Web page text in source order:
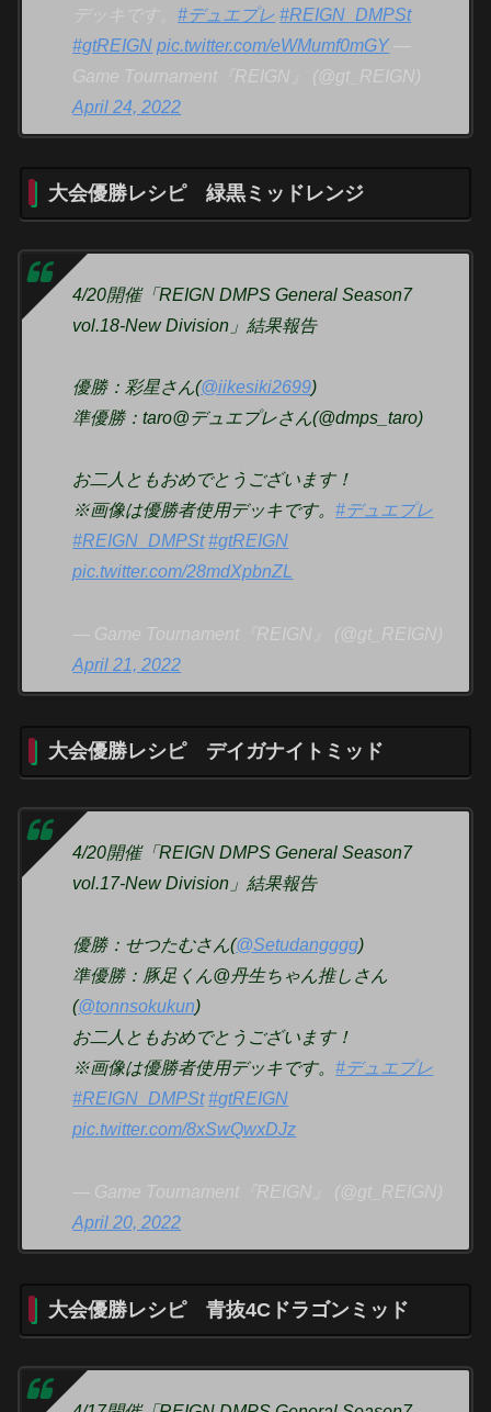
デッキです。#デュエプレ #REIGN_DMPSt
#gtREIGN pic.twitter.com/eWMumf0mGY—
Game Tournament『REIGN』 (@gt_REIGN)
April 24, 2022
大会優勝レシピ 緑黒ミッドレンジ
4/20開催「REIGN DMPS General Season7
vol.18-New Division」結果報告
優勝：彩星さん(@iikesiki2699)
準優勝：taro@デュエプレさん(@dmps_taro)
お二人ともおめでとうございます！
※画像は優勝者使用デッキです。#デュエプレ
#REIGN_DMPSt #gtREIGN
pic.twitter.com/28mdXpbnZL
— Game Tournament『REIGN』 (@gt_REIGN)
April 21, 2022
大会優勝レシピ デイガナイトミッド
4/20開催「REIGN DMPS General Season7
vol.17-New Division」結果報告
優勝：せつたむさん(@Setudangggg)
準優勝：豚足くん@丹生ちゃん推しさん
(@tonnsokukun)
お二人ともおめでとうございます！
※画像は優勝者使用デッキです。#デュエプレ
#REIGN_DMPSt #gtREIGN
pic.twitter.com/8xSwQwxDJz
— Game Tournament『REIGN』 (@gt_REIGN)
April 20, 2022
大会優勝レシピ 青抜4Cドラゴンミッド